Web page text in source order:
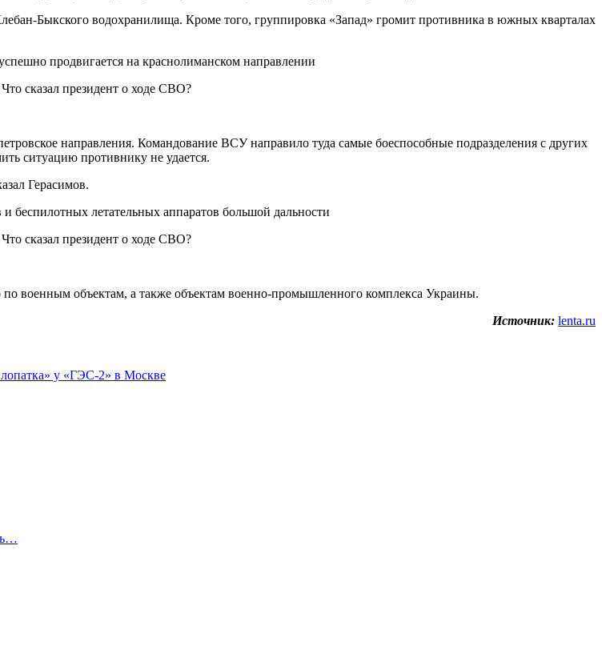
Быкского водохранилища. Кроме того, группировка «Запад» громит противника в южных кварталах
продвигается на краснолиманском направлении
направления. Командование ВСУ направило туда самые боеспособные подразделения с других
ситуацию противнику не удается.
Герасимов.
беспилотных летательных аппаратов большой дальности
военным объектам, а также объектам военно-промышленного комплекса Украины.
Источник: lenta.ru
лопатка» у «ГЭС-2» в Москве